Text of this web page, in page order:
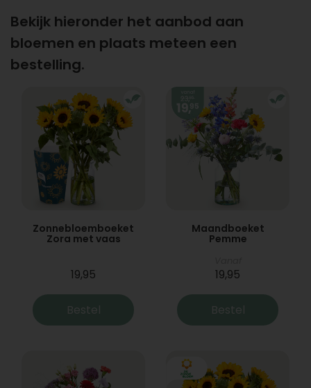
Bekijk hieronder het aanbod aan
bloemen en plaats meteen een
bestelling.
Zonnebloemboeket
Zora met vaas
19,95
Bestel
Maandboeket
Pemme
19,95
Bestel